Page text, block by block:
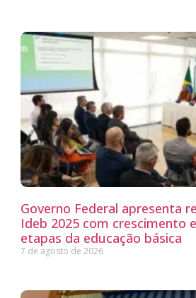
Governo Federal apresenta
Ideb 2025 com crescimento
etapas da educação básica
7 de agosto de 2026